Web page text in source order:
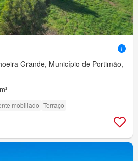
Grande, Município de Portimão,
mobiliado Terraço